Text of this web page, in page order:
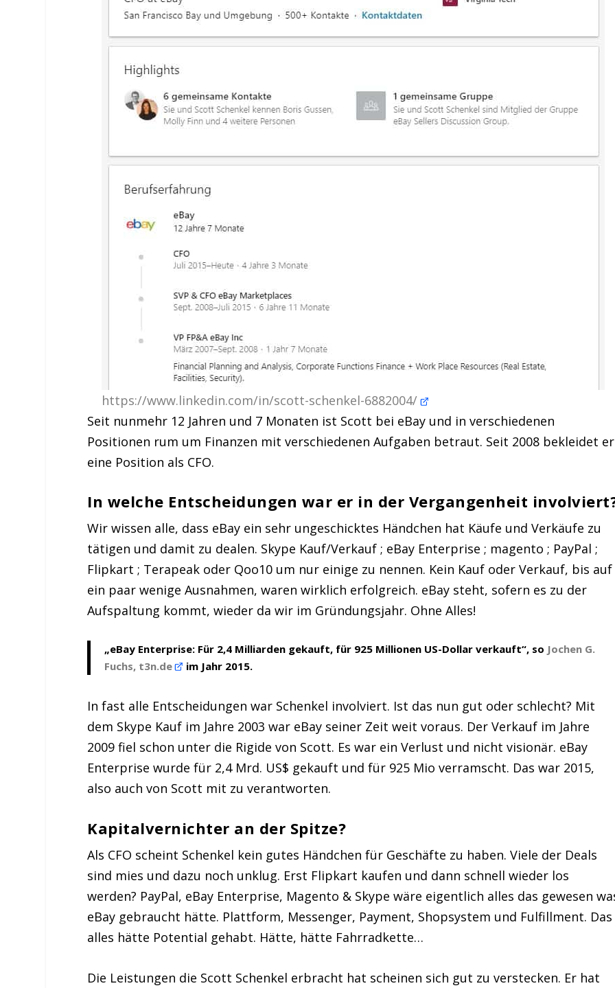
https://www.linkedin.com/in/scott-schenkel-6882004/
Seit nunmehr 12 Jahren und 7 Monaten ist Scott bei eBay und in verschiedenen
Positionen rum um Finanzen mit verschiedenen Aufgaben betraut. Seit 2008 bekleidet er
eine Position als CFO.
In welche Entscheidungen war er in der Vergangenheit
Wir wissen alle, dass eBay ein sehr ungeschicktes Händchen hat Käufe und Verkäufe zu
tätigen und damit zu dealen. Skype Kauf/Verkauf ; eBay Enterprise ; magento ; PayPal ;
Flipkart ; Terapeak oder Qoo10 um nur einige zu nennen. Kein Kauf oder Verkauf, bis auf
ein paar wenige Ausnahmen, waren wirklich erfolgreich. eBay steht, sofern es zu der
Aufspaltung kommt, wieder da wir im Gründungsjahr. Ohne Alles!
„eBay Enterprise: Für 2,4 Milliarden gekauft, für 925 Millionen US-Dollar verkauft“, so Jochen G.
Fuchs, t3n.de
im Jahr 2015.
In fast alle Entscheidungen war Schenkel involviert. Ist das nun gut oder schlecht? Mit
dem Skype Kauf im Jahre 2003 war eBay seiner Zeit weit voraus. Der Verkauf im Jahre
2009 fiel schon unter die Rigide von Scott. Es war ein Verlust und nicht visionär. eBay
Enterprise wurde für 2,4 Mrd. US$ gekauft und für 925 Mio verramscht. Das war 2015,
also auch von Scott mit zu verantworten.
Kapitalvernichter an der Spitze?
Als CFO scheint Schenkel kein gutes Händchen für Geschäfte zu haben. Viele der Deals
sind mies und dazu noch unklug. Erst Flipkart kaufen und dann schnell wieder los
werden? PayPal, eBay Enterprise, Magento & Skype wäre eigentlich alles das gewesen
eBay gebraucht hätte. Plattform, Messenger, Payment, Shopsystem und Fulfillment. Das
alles hätte Potential gehabt. Hätte, hätte Fahrradkette…
Die Leistungen die Scott Schenkel erbracht hat scheinen sich gut zu verstecken. Er hat